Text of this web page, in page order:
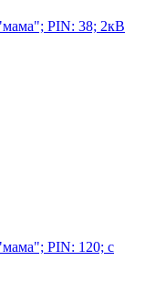
PIN: 38; 2кВ
PIN: 120; с